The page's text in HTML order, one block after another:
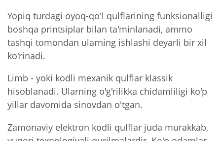
Yopiq turdagi oyoq-qo'l qulflarining funksionalligi
boshqa printsiplar bilan ta'minlanadi, ammo
tashqi tomondan ularning ishlashi deyarli bir xil
ko'rinadi.
Limb - yoki kodli mexanik qulflar klassik
hisoblanadi. Ularning o'g'rilikka chidamliligi ko'p
yillar davomida sinovdan o'tgan.
Zamonaviy elektron kodli qulflar juda murakkab,